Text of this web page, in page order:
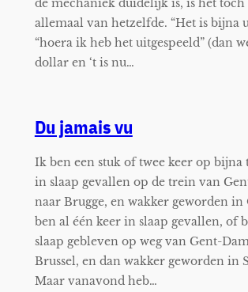
de mechaniek duidelijk is, is het toch
allemaal van hetzelfde. “Het is bijna
“hoera ik heb het uitgespeeld” (dan
dollar en ‘t is nu…
Du jamais vu
Ik ben een stuk of twee keer op bijna
in slaap gevallen op de trein van
naar Brugge, en wakker geworden in
ben al één keer in slaap gevallen, of
slaap gebleven op weg van Gent-
Brussel, en dan wakker geworden in
Maar vanavond heb…